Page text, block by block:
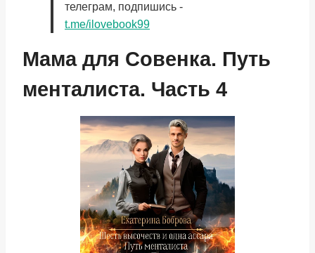
телеграм, подпишись -
t.me/ilovebook99
Мама для Совенка. Путь
менталиста. Часть 4